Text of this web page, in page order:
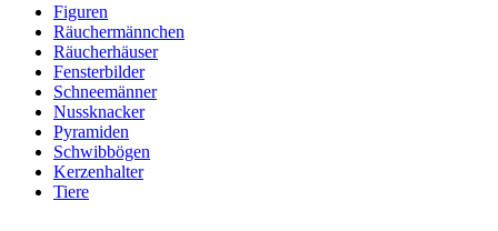
Figuren
Räuchermännchen
Räucherhäuser
Fensterbilder
Schneemänner
Nussknacker
Pyramiden
Schwibbögen
Kerzenhalter
Tiere